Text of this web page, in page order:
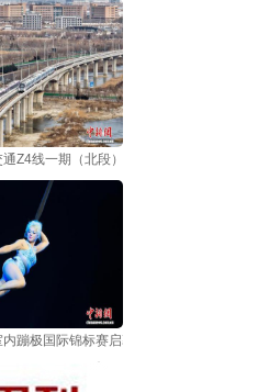
Z4线一期（北段）开通运营
蹦极国际锦标赛启幕 中外选手跃动海河之畔